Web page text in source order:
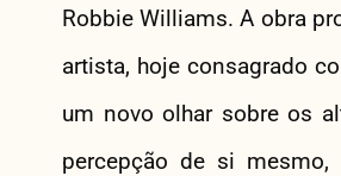
Robbie Williams. A obra
artista, hoje consagrado
um novo olhar sobre os
percepção de si